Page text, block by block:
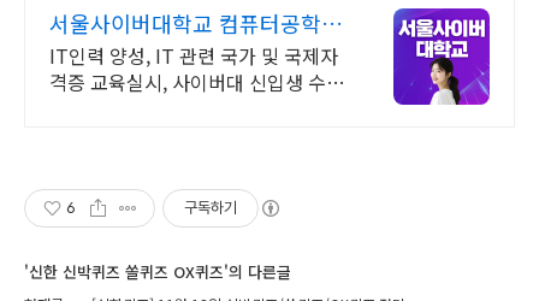
서울사이버대학교 컴퓨터공학과
2026 가을학기 신편입생
IT인력 양성, IT 관련 국가 및 국제자
격증 교육실시, 사이버대 신입생 수 1
6 구독하기
'신한 신박퀴즈 쏠퀴즈 OX퀴즈'의 다른글